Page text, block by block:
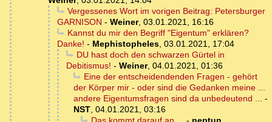
Vergessenes Wort im vorigen Beitrag: Petersburger
GARNISON - Weiner, 03.01.2021, 16:16
Kannst du mir den Begriff "Eigentum" erklären?
Danke! - Mephistopheles, 03.01.2021, 17:04
DU hast doch den schwarzen Gürtel in
Debitismus! - Weiner, 04.01.2021, 01:36
Eine der entscheidendenden Fragen - gehört
der Körper mir - oder sind die Gedanken meine ...
andere Eigentumsfragen sind da unbedeutend ... -
NST, 04.01.2021, 03:16